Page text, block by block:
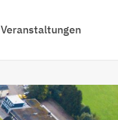
Veranstaltungen